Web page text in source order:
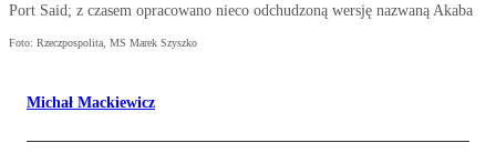
Port Said; z czasem opracowano nieco odchudzoną wersję nazwaną Akaba
Foto: Rzeczpospolita, MS Marek Szyszko
Michał Mackiewicz